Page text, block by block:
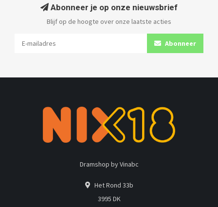
Abonneer je op onze nieuwsbrief
Blijf op de hoogte over onze laatste acties
Abonneer
Dramshop by Vinabc
Het Rond 33b
3995 DK